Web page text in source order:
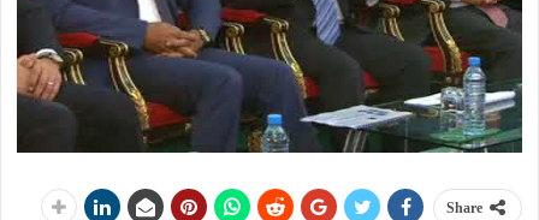
Share